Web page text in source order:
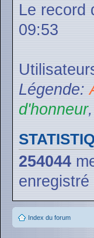
Le record
09:53
Légende:
d'honneur,
254044
Index du forum